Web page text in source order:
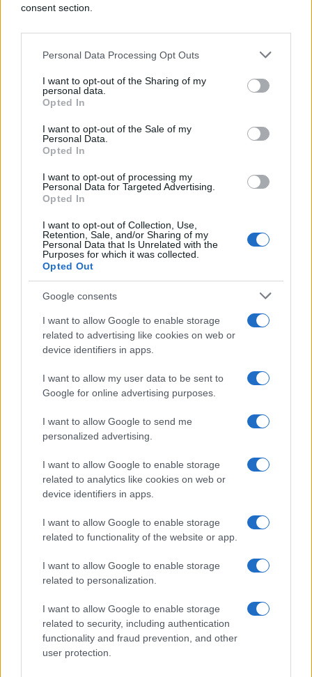
consent section.
Personal Data Processing Opt Outs
I want to opt-out of the Sharing of my
personal data.
Opted In
I want to opt-out of the Sale of my
Personal Data.
Opted In
I want to opt-out of processing my
Personal Data for Targeted Advertising.
Opted In
I want to opt-out of Collection, Use,
Retention, Sale, and/or Sharing of my
Personal Data that Is Unrelated with the
Purposes for which it was collected.
Opted Out
Google consents
I want to allow Google to enable storage
related to advertising like cookies on web or
device identifiers in apps.
I want to allow my user data to be sent to
Google for online advertising purposes.
I want to allow Google to send me
personalized advertising.
I want to allow Google to enable storage
related to analytics like cookies on web or
device identifiers in apps.
I want to allow Google to enable storage
related to functionality of the website or app.
I want to allow Google to enable storage
related to personalization.
I want to allow Google to enable storage
related to security, including authentication
functionality and fraud prevention, and other
user protection.
04.03.25. 10:49
Aleksander Čeferin stigao u Sarajevo
Saznaj više
DRUGA STRANA SPORTA
Mandžukićev gol proglašen za najbolji prošle
sezone u Ligi prvaka
Saznaj više